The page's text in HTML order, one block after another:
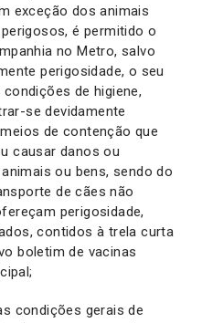
exceção dos animais
é permitido o
no Metro, salvo
perigosidade, o seu
de higiene,
se devidamente
de contenção que
causar danos ou
ou bens, sendo do
de cães não
perigosidade,
contidos à trela curta
boletim de vacinas
condições gerais de